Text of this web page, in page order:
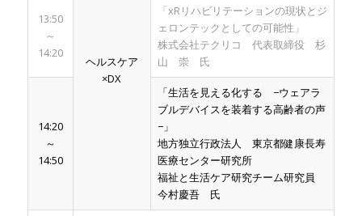
ヘルスケア
×DX
13:50
～
14:20
「xRリハビリテーションの現状とジ
ェロンテックとしての可能性」
株式会社テクリコ 代表取締役 杉
山 崇 氏
14:20
～
14:50
「生活を見える化する −ウェアラ
ブルデバイスを装着する高齢者の声
−」
地方独立行政法人 東京都健康長寿
医療センター研究所
福祉と生活ケア研究チーム研究員
今村慶吾 氏